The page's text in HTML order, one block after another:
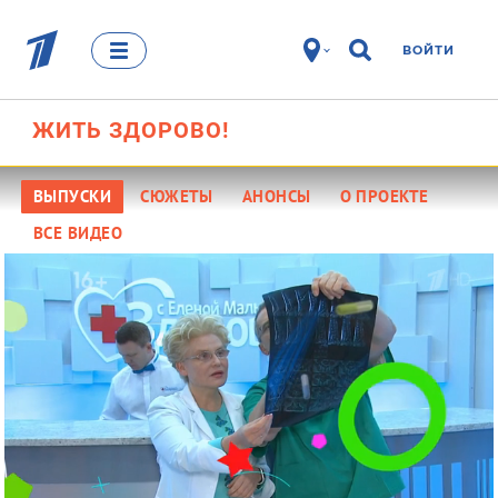
ВОЙТИ
ЖИТЬ ЗДОРОВО!
ВЫПУСКИ СЮЖЕТЫ АНОНСЫ
О ПРОЕКТЕ
ВСЕ ВИДЕО